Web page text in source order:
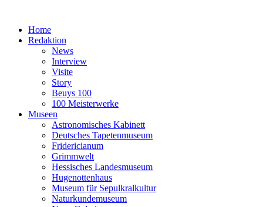
Home
Redak­ti­on
News
Inter­view
Visi­te
Sto­ry
Beuys 100
100 Meis­ter­wer­ke
Muse­en
Astro­no­mi­sches Kabinett
Deut­sches Tapetenmuseum
Fri­de­ri­cia­num
Grimm­welt
Hes­si­sches Landesmuseum
Huge­not­ten­haus
Muse­um für Sepulkralkultur
Natur­kun­de­mu­se­um